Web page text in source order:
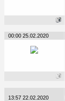
00:00 25.02.2020
13:57 22.02.2020